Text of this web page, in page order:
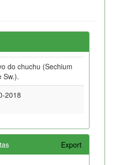
do chuchu (Sechium
Sw.).
2018
Export